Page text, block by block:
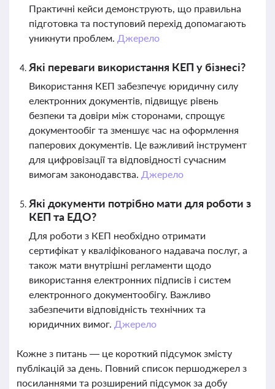
Практичні кейси демонструють, що правильна
підготовка та поступовий перехід допомагають
уникнути проблем. Джерело
Які переваги використання КЕП у бізнесі?
Використання КЕП забезпечує юридичну силу
електронних документів, підвищує рівень
безпеки та довіри між сторонами, спрощує
документообіг та зменшує час на оформлення
паперових документів. Це важливий інструмент
для цифровізації та відповідності сучасним
вимогам законодавства. Джерело
Які документи потрібно мати для роботи з
КЕП та ЕДО?
Для роботи з КЕП необхідно отримати
сертифікат у кваліфікованого надавача послуг, а
також мати внутрішні регламенти щодо
використання електронних підписів і систем
електронного документообігу. Важливо
забезпечити відповідність технічних та
юридичних вимог. Джерело
Кожне з питань — це короткий підсумок змісту
публікацій за день. Повний список першоджерел з
посиланнями та розширений підсумок за добу